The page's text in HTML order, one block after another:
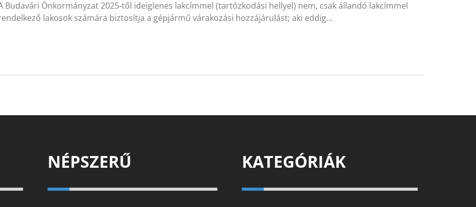
Budavári Önkormányzat 2025-től ideiglenes lakcímmel (tartózkodási hellyel) nem, csak állandó lakcímmel
lakosok számára biztosítja a gépjármű várakozási hozzájárulást; aki eddig…
NÉPSZERŰ KATEGÓRIÁK